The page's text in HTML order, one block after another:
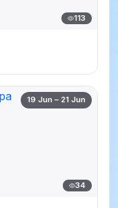
113
19 Jun – 21 Jun
34